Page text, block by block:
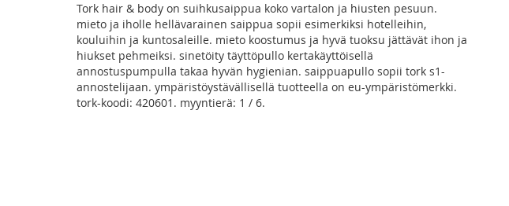
Tork hair & body on suihkusaippua koko vartalon ja hiusten pesuun.
mieto ja iholle hellävarainen saippua sopii esimerkiksi hotelleihin,
kouluihin ja kuntosaleille. mieto koostumus ja hyvä tuoksu jättävät ihon ja
hiukset pehmeiksi. sinetöity täyttöpullo kertakäyttöisellä
annostuspumpulla takaa hyvän hygienian. saippuapullo sopii tork s1-
annostelijaan. ympäristöystävällisellä tuotteella on eu-ympäristömerkki.
tork-koodi: 420601. myyntierä: 1 / 6.